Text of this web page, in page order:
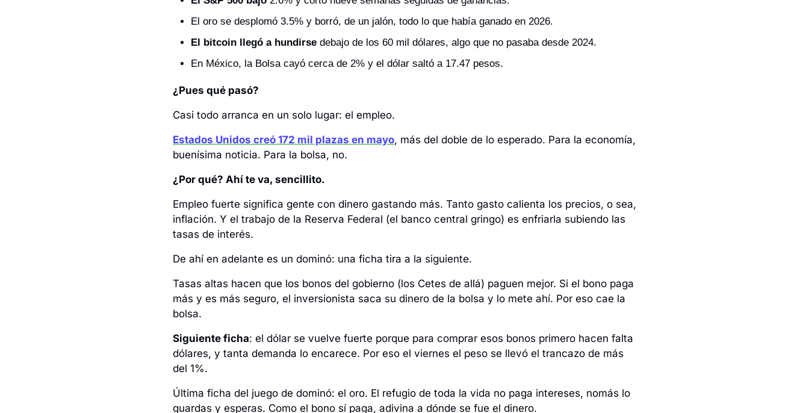
El oro se desplomó 3.5% y borró, de un jalón, todo lo que había ganado en 2026.
El bitcoin llegó a hundirse debajo de los 60 mil dólares, algo que no pasaba desde 2024.
En México, la Bolsa cayó cerca de 2% y el dólar saltó a 17.47 pesos.
¿Pues qué pasó?
Casi todo arranca en un solo lugar: el empleo.
Estados Unidos creó 172 mil plazas en mayo, más del doble de lo esperado. Para la economía,
buenísima noticia. Para la bolsa, no.
¿Por qué? Ahí te va, sencillito.
Empleo fuerte significa gente con dinero gastando más. Tanto gasto calienta los precios, o sea,
inflación. Y el trabajo de la Reserva Federal (el banco central gringo) es enfriarla subiendo las
tasas de interés.
De ahí en adelante es un dominó: una ficha tira a la siguiente.
Tasas altas hacen que los bonos del gobierno (los Cetes de allá) paguen mejor. Si el bono paga
más y es más seguro, el inversionista saca su dinero de la bolsa y lo mete ahí. Por eso cae la
bolsa.
Siguiente ficha: el dólar se vuelve fuerte porque para comprar esos bonos primero hacen falta
dólares, y tanta demanda lo encarece. Por eso el viernes el peso se llevó el trancazo de más
del 1%.
Última ficha del juego de dominó: el oro. El refugio de toda la vida no paga intereses, nomás lo
guardas y esperas. Como el bono sí paga, adivina a dónde se fue el dinero.